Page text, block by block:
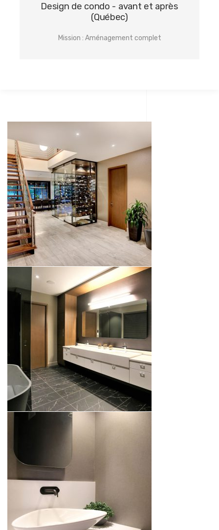
Design de condo - avant et après
(Québec)
Mission : Aménagement complet